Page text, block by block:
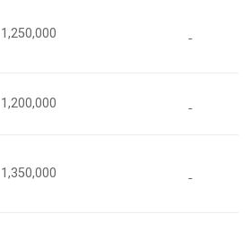
1,250,000
1,200,000
1,350,000